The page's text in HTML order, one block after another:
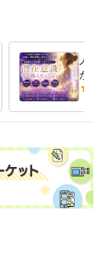
年数 : 10年
人
が叶
実を
てい